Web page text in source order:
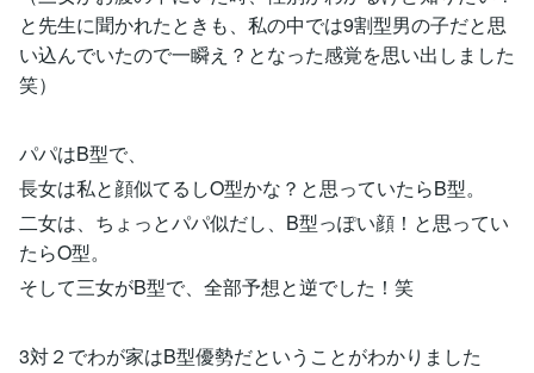
と先生に聞かれたときも、私の中では9割型男の子だと思
い込んでいたので一瞬え？となった感覚を思い出しました
笑）
パパはB型で、
長女は私と顔似てるしO型かな？と思っていたらB型。
二女は、ちょっとパパ似だし、B型っぽい顔！と思ってい
たらO型。
そして三女がB型で、全部予想と逆でした！笑
3対２でわが家はB型優勢だということがわかりました